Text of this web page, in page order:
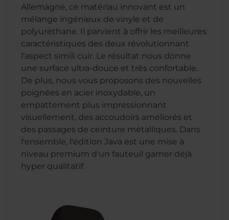
Allemagne, ce matériau innovant est un
mélange ingénieux de vinyle et de
polyuréthane. Il parvient à offrir les meilleures
caractéristiques des deux révolutionnant
l'aspect simili cuir. Le résultat nous donne
une surface ultra-douce et très confortable.
De plus, nous vous proposons des nouvelles
poignées en acier inoxydable, un
empattement plus impressionnant
visuellement, des accoudoirs améliorés et
des passages de ceinture métalliques. Dans
l'ensemble, l'édition Java est une mise à
niveau premium d'un fauteuil gamer déjà
hyper qualitatif.